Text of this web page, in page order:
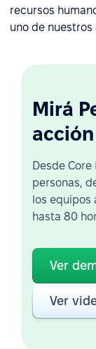
recursos
uno de
Mirá
acción
Desde
personas,
los equipos
hasta 80
Ver
Ver